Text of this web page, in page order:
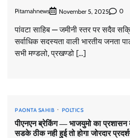
Pitamahnews November 5, 2025 0
पांवटा साहिब — जमीनी स्तर पर सदैव
सर्वाधिक सदस्यता वाली भारतीय जनता
सभी मण्डलो, प्रखण्डो […]
PAONTA SAHIB POLTICS
पीएनएन ब्रेकिंग — भाजयुमो का प्रशासन
सडके ठीक नही हुई तो होगा जोरदार